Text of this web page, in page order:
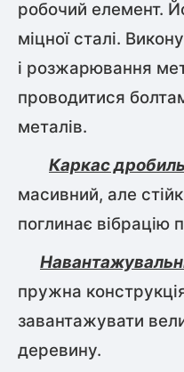
робочий елемент.
міцної сталі.
і розжарювання
проводитися
металів.
Каркас
масивний, але
поглинає вібрацію
пружна
завантажувати
деревину.